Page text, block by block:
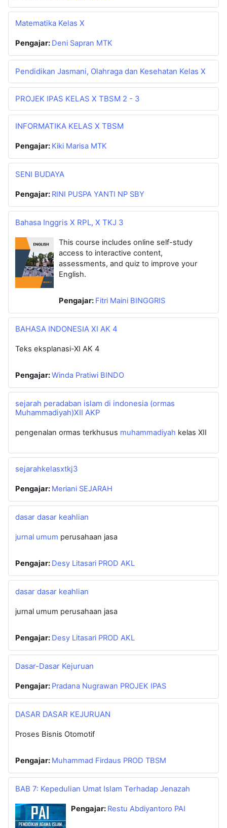
Matematika Kelas X
Pengajar: Deni Sapran MTK
Pendidikan Jasmani, Olahraga dan Kesehatan Kelas X
PROJEK IPAS KELAS X TBSM 2 - 3
INFORMATIKA KELAS X TBSM
Pengajar: Kiki Marisa MTK
SENI BUDAYA
Pengajar: RINI PUSPA YANTI NP SBY
Bahasa Inggris X RPL, X TKJ 3
This course includes online self-study
access to interactive content,
assessments, and quiz to improve your
English.
Pengajar: Fitri Maini BINGGRIS
BAHASA INDONESIA XI AK 4
Teks eksplanasi-XI AK 4
Pengajar:Winda Pratiwi BINDO
sejarah peradaban islam di indonesia (ormas
Muhammadiyah)XII AKP
pengenalan ormas terkhusus muhammadiyah kelas XII
sejarahkelasxtkj3
Pengajar: Meriani SEJARAH
dasar dasar keahlian
jurnal umum perusahaan jasa
Pengajar: Desy Litasari PROD AKL
dasar dasar keahlian
jurnal umum perusahaan jasa
Pengajar: Desy Litasari PROD AKL
Dasar-Dasar Kejuruan
Pengajar: Pradana Nugrawan PROJEK IPAS
DASAR DASAR KEJURUAN
Proses Bisnis Otomotif
Pengajar: Muhammad Firdaus PROD TBSM
BAB 7: Kepedulian Umat Islam Terhadap Jenazah
Pengajar: Restu Abdiyantoro PAI